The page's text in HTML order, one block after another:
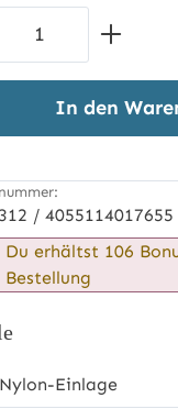
Anzahl:
In den
/ 4055114017655
Du erhältst 106
Bestellung
Nylon-Einlage